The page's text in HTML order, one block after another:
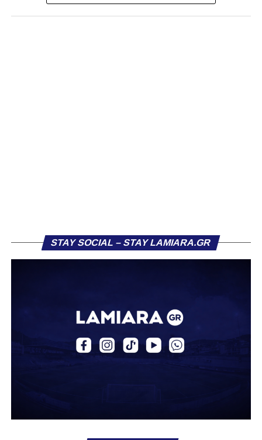
το φινάλε, με ένα γκολ που απλά… είναι από τα καλύτερα
STAY SOCIAL – STAY LAMIARA.GR